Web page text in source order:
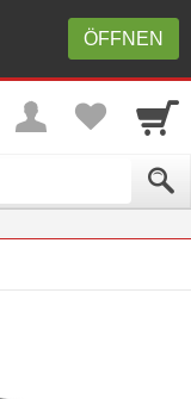
ÖFFNEN